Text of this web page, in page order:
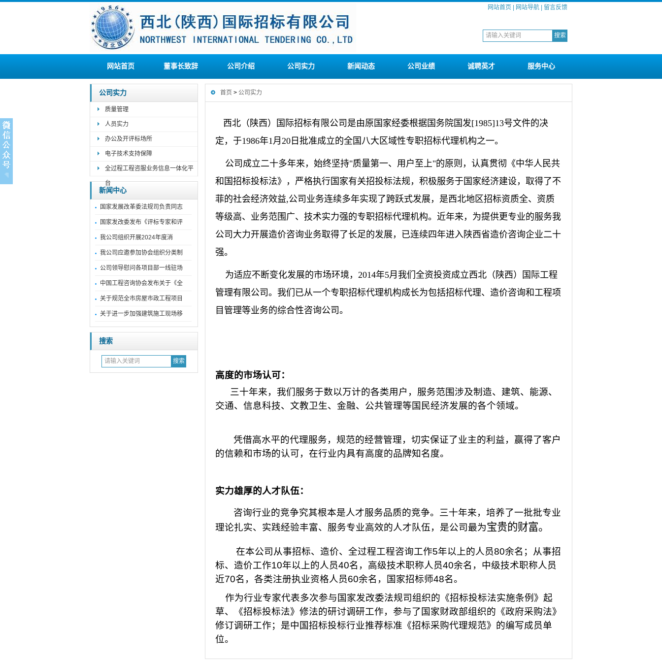
网站首页 网站导航 留言反馈
网站首页 董事长致辞 公司介绍 公司实力 新闻动态 公司业绩 诚聘英才 服务中心
公司实力
质量管理
人员实力
办公及开评标场所
电子技术支持保障
全过程工程咨服业务信息一体化平
台
新闻中心
国家发展改革委法规司负责同志
国家发改委发布《评标专家和评
我公司组织开展2024年度消
我公司应邀参加协会组织分类制
公司领导慰问各项目部一线驻场
中国工程咨询协会发布关于《全
关于规范全市房屋市政工程项目
关于进一步加强建筑施工现场移
搜索
首页 > 公司实力
西北（陕西）国际招标有限公司是由原国家经委根据国务院国发[1985]13号文件的决
定，于1986年1月20日批准成立的全国八大区域性专职招标代理机构之一。
公司成立二十多年来，始终坚持"质量第一、用户至上"的原则，认真贯彻《中华人民共
和国招标投标法》，严格执行国家有关招投标法规，积极服务于国家经济建设，取得了不
菲的社会经济效益,公司业务连续多年实现了跨跃式发展， 是西北地区招标资质全、资质
等级高、业务范围广、技术实力强的专职招标代理机构。近年来，为提供更专业的服务我
公司大力开展造价咨询业务取得了长足的发展，已连续四年进入陕西省造价咨询企业二十
强。
为适应不断变化发展的市场环境，2014年5月我们全资投资成立西北（陕西）国际工程
管理有限公司。我们已从一个专职招标代理机构成长为包括招标代理、造价咨询和工程项
目管理等业务的综合性咨询公司。
高度的市场认可：
三十年来，我们服务于数以万计的各类用户，服务范围涉及制造、建筑、能源、
交通、信息科技、文教卫生、金融、公共管理等国民经济发展的各个领域。
凭借高水平的代理服务，规范的经营管理，切实保证了业主的利益，赢得了客户
的信赖和市场的认可，在行业内具有高度的品牌知名度。
实力雄厚的人才队伍：
咨询行业的竞争究其根本是人才服务品质的竞争。三十年来，培养了一批批专业
理论扎实、实践经验丰富、服务专业高效的人才队伍，是公司最为宝贵的财富。
在本公司从事招标、造价、全过程工程咨询工作5年以上的人员80余名；从事招
标、造价工作10年以上的人员40名，高级技术职称人员40余名，中级技术职称人员
近70名，各类注册执业资格人员60余名，国家招标师48名。
作为行业专家代表多次参与国家发改委法规司组织的《招标投标法实施条例》起
草、《招标投标法》修法的研讨调研工作，参与了国家财政部组织的《政府采购法》
修订调研工作；是中国招标投标行业推荐标准《招标采购代理规范》的编写成员单
位。